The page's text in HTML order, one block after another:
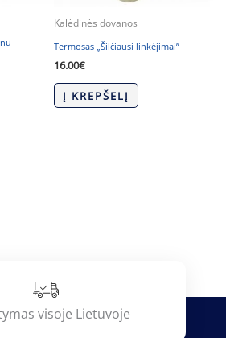
Kalėdinės dovanos
Termosas „Šilčiausi linkėjimai”
16.00€
Į KREPŠELĮ
visoje Lietuvoje